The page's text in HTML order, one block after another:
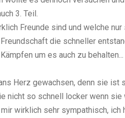
3. Teil.
Freunde sind und welche
die schneller
um es auch zu
Herz gewachsen, denn sie
nicht so schnell locker wenn
wirklich sehr sympathisch,